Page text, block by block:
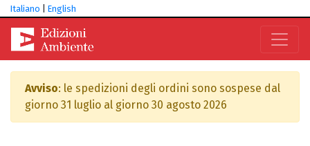
Italiano English
Avviso: le spedizioni degli ordini sono sospese dal
giorno 31 luglio al giorno 30 agosto 2026